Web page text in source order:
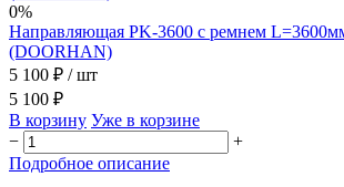
0%
Направляющая PK-3600 с ремнем
(DOORHAN)
5 100 ₽ / шт
5 100 ₽
В корзину Уже в корзине
−
+
Подробное описание